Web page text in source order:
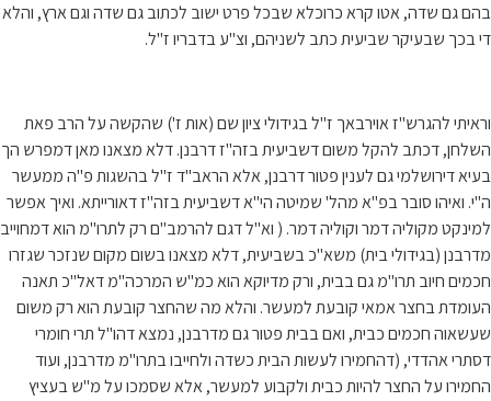
בהם גם שדה, אטו קרא כרוכלא שבכל פרט ישוב לכתוב גם שדה וגם ארץ, והלא
די בכך שבעיקר שביעית כתב לשניהם, וצ"ע בדבריו ז"ל.
וראיתי להגרש"ז אוירבאך ז"ל בגידולי ציון שם (אות ז') שהקשה על הרב פאת
השלחן, דכתב להקל משום דשביעית בזה"ז דרבנן. דלא מצאנו מאן דמפרש הך
בעיא דירושלמי גם לענין פטור דרבנן, אלא הראב"ד ז"ל בהשגות פ"ה ממעשר
ה"י. ואיהו סובר בפ"א מהל' שמיטה הי"א דשביעית בזה"ז דאורייתא. ואיך אפשר
למינקט מקוליה דמר וקוליה דמר. ( וא"ל דגם להרמב"ם רק לתרו"מ הוא דמחוייב
מדרבנן (בגידולי בית) משא"כ בשביעית, דלא מצאנו בשום מקום שנזכר שגזרו
חכמים חיוב תרו"מ גם בבית, ורק מדיוקא הוא כמ"ש המרכה"מ דאל"כ תאנה
העומדת בחצר אמאי קובעת למעשר. והלא מה שהחצר קובעת הוא רק משום
שעשאוה חכמים כבית, ואם בבית פטור גם מדרבנן, נמצא דהו"ל תרי חומרי
דסתרי אהדדי, (דהחמירו לעשות הבית כשדה ולחייבו בתרו"מ מדרבנן, ועוד
החמירו על החצר להיות כבית ולקבוע למעשר, אלא שסמכו על מ"ש בעציץ